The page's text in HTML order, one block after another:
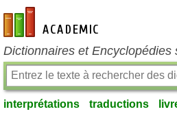
fr-academic.com
Dictionnaires et Encyclopédies
interprétations traductions